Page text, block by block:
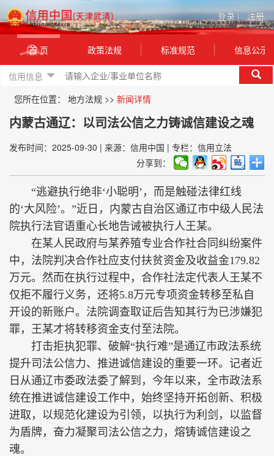
登录| 注册
首 页 政策法规 标准规范 信息公示
信用信息
您所在位置： 地方法规 >> 新闻详情
内蒙古通辽：以司法公信之力铸诚信建设之魂
发布时间：2025-09-30 | 来源：信用中国 | 专栏：信用立法
分享到：
“逃避执行绝非‘小聪明’，而是触碰法律红线
的‘大风险’。”近日，内蒙古自治区通辽市中级人民法
院执行法官语重心长地告诫被执行人王某。
在某人民政府与某养殖专业合作社合同纠纷案件
中，法院判决合作社应支付扶贫资金及收益金179.82
万元。然而在执行过程中，合作社法定代表人王某不
仅拒不履行义务，还将5.8万元专项资金转移至私自
开设的新账户。法院调查取证后告知其行为已涉嫌犯
罪，王某才将转移资金支付至法院。
打击拒执犯罪、破解“执行难”是通辽市政法系统
提升司法公信力、推进诚信建设的重要一环。记者近
日从通辽市委政法委了解到，今年以来，全市政法系
统在推进诚信建设工作中，始终坚持开拓创新、积极
进取，以规范化建设为引领，以执行为利剑，以监督
为盾牌，奋力凝聚司法公信之力，熔铸诚信建设之
魂。